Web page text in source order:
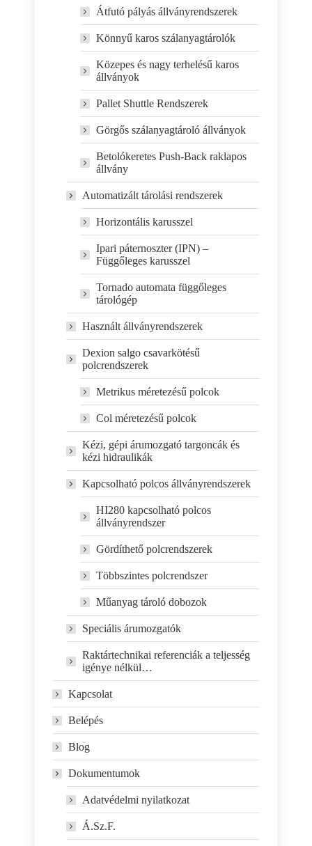
Átfutó pályás állványrendszerek
Könnyű karos szálanyagtárolók
Közepes és nagy terhelésű karos
állványok
Pallet Shuttle Rendszerek
Görgős szálanyagtároló állványok
Betolókeretes Push-Back raklapos
állvány
Automatizált tárolási rendszerek
Horizontális karusszel
Ipari páternoszter (IPN) –
Függőleges karusszel
Tornado automata függőleges
tárológép
Használt állványrendszerek
Dexion salgo csavarkötésű
polcrendszerek
Metrikus méretezésű polcok
Col méretezésű polcok
Kézi, gépi árumozgató targoncák és
kézi hidraulikák
Kapcsolható polcos állványrendszerek
HI280 kapcsolható polcos
állványrendszer
Gördíthető polcrendszerek
Többszintes polcrendszer
Műanyag tároló dobozok
Speciális árumozgatók
Raktártechnikai referenciák a teljesség
igénye nélkül…
Kapcsolat
Belépés
Blog
Dokumentumok
Adatvédelmi nyilatkozat
Á.Sz.F.